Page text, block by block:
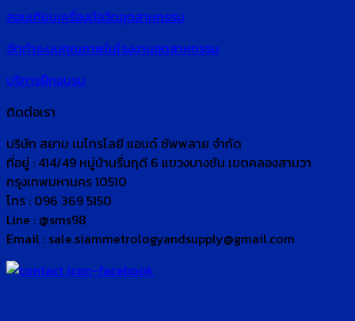
สอบเทียบเครื่องมือวัดอุตสาหกรรม
จัดทำระบบคุณภาพในโรงงานอุตสาหกรรม
บริการฝึกอบรม
ติดต่อเรา
บริษัท สยาม เมโทรโลยี แอนด์ ซัพพลาย จำกัด
ที่อยู่ : 414/49 หมู่บ้านรื่นฤดี 6 แขวงบางชัน เขตคลองสามวา
กรุงเทพมหานคร 10510
โทร : 096 369 5150
Line : @sms98
Email : sale.siammetrologyandsupply@gmail.com